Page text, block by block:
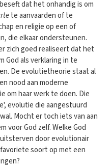
dat het onhandig is om
te aanvaarden of te
en religie op een of
die elkaar ondersteunen.
zich goed realiseert dat het
God als verklaring in te
De evolutietheorie staat al
nood aan moderne
om haar werk te doen. Die
evolutie die aangestuurd
Mocht er toch iets van aan
voor God zelf. Welke God
door evolutionair
soort op met een